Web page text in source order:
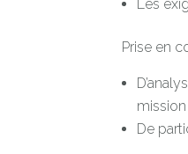
Les
Prise en
mission
De